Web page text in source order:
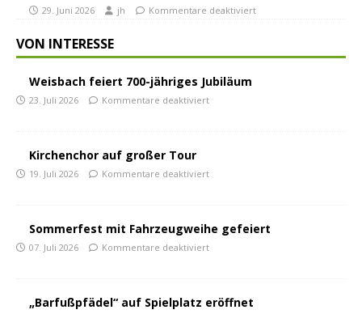
29. Juni 2026 jh Kommentare deaktiviert
VON INTERESSE
Weisbach feiert 700-jähriges Jubiläum
23. Juli 2026 Kommentare deaktiviert
Kirchenchor auf großer Tour
19. Juli 2026 Kommentare deaktiviert
Sommerfest mit Fahrzeugweihe gefeiert
07. Juli 2026 Kommentare deaktiviert
„Barfußpfädel“ auf Spielplatz eröffnet